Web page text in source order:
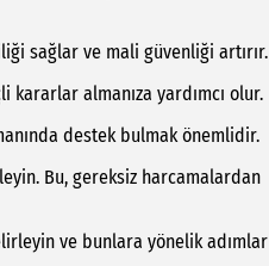
sağlar ve mali güvenliği artırır.
kararlar almanıza yardımcı olur.
destek bulmak önemlidir.
Bu, gereksiz harcamalardan
ve bunlara yönelik adımlar